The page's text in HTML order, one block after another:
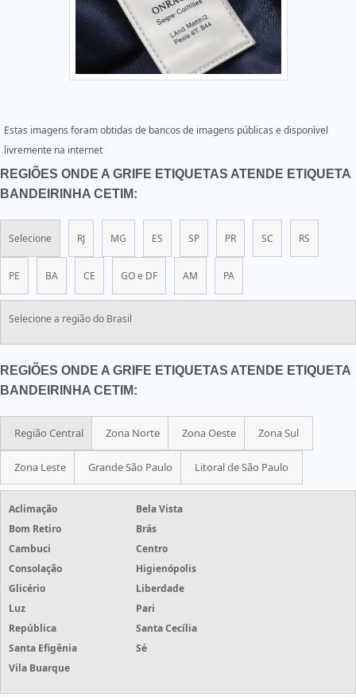
Estas imagens foram obtidas de bancos de imagens públicas e disponível
livremente na internet
REGIÕES ONDE A GRIFE ETIQUETAS ATENDE ETIQUETA
BANDEIRINHA CETIM:
Selecione RJ MG ES SP PR SC RS
PE BA CE GO e DF AM PA
Selecione a região do Brasil
REGIÕES ONDE A GRIFE ETIQUETAS ATENDE ETIQUETA
BANDEIRINHA CETIM:
Região Central Zona Norte Zona Oeste Zona Sul
Zona Leste Grande São Paulo Litoral de São Paulo
Aclimação
Bela Vista
Bom Retiro
Brás
Cambuci
Centro
Consolação
Higienópolis
Glicério
Liberdade
Luz
Pari
República
Santa Cecília
Santa Efigênia
Sé
Vila Buarque